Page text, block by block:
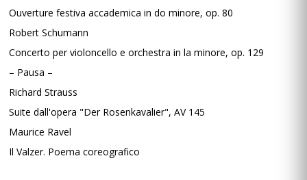
Ouverture festiva accademica in do minore, op. 80
Robert Schumann
Concerto per violoncello e orchestra in la minore, op. 129
– Pausa –
Richard Strauss
Suite dall'opera "Der Rosenkavalier", AV 145
Maurice Ravel
Il Valzer. Poema coreografico